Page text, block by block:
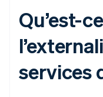
Qu’est-
services